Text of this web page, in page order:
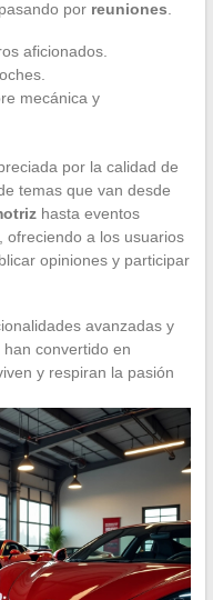
pasando por reuniones
aficionados.
mecánica y
por la calidad de
temas que van desde
hasta eventos
ofreciendo a los usuarios
opiniones y participar
avanzadas y
convertido en
y respiran la pasión